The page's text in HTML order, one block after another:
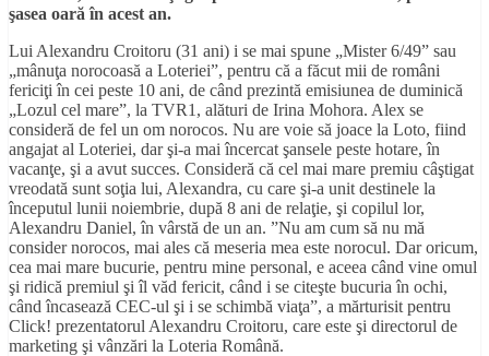
şasea oară în acest an.
Lui Alexandru Croitoru (31 ani) i se mai spune „Mister 6/49” sau
„mânuţa norocoasă a Loteriei”, pentru că a făcut mii de români
fericiţi în cei peste 10 ani, de când prezintă emisiunea de duminică
„Lozul cel mare”, la TVR1, alături de Irina Mohora. Alex se
consideră de fel un om norocos. Nu are voie să joace la Loto, fiind
angajat al Loteriei, dar şi-a mai încercat şansele peste hotare, în
vacanţe, şi a avut succes. Consideră că cel mai mare premiu câştigat
vreodată sunt soţia lui, Alexandra, cu care şi-a unit destinele la
începutul lunii noiembrie, după 8 ani de relaţie, şi copilul lor,
Alexandru Daniel, în vârstă de un an. ”Nu am cum să nu mă
consider norocos, mai ales că meseria mea este norocul. Dar oricum,
cea mai mare bucurie, pentru mine personal, e aceea când vine omul
şi ridică premiul şi îl văd fericit, când i se citeşte bucuria în ochi,
când încasează CEC-ul şi i se schimbă viaţa”, a mărturisit pentru
Click! prezentatorul Alexandru Croitoru, care este şi directorul de
marketing şi vânzări la Loteria Română.